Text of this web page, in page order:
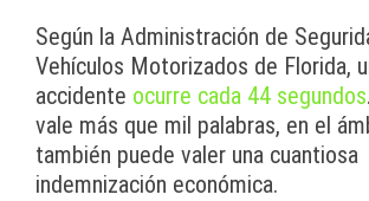
Según la Administración de
Vehículos Motorizados de Florida,
accidente ocurre cada 44 segundos
vale más que mil palabras, en el
también puede valer una cuantiosa
indemnización económica.